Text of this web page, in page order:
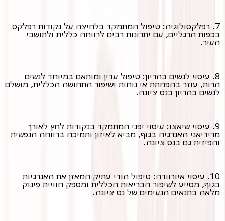
7. רפלקסולוגיה: טיפול המתמקד בלחיצה על נקודות רפלקס
בכפות הרגליים, עם יתרונות רבים לרווחה כללית ולתושבי
העיר.
8. עיסוי לנשים בהריון: טיפול עדין ומותאם במיוחד לנשים
הרות, עוזר בהפחתת אי נוחות ושיפור התחושה הכללית, מושלם
לנשים בהריון בנס ציונה.
9. עיסוי שיאצו: עיסוי יפני המתמקד בנקודות לחץ לאורך
מרידיאני האנרגיה בגוף, מביא לאיזון ותמיכה ברווחה הנפשית
והפיזית גם בנס ציונה.
10. עיסוי איורוודה: טיפול הודי עתיק המאזן את האנרגיות
בגוף, מסייע לשיפור הבריאות הכללית ומספק חוויית פינוק
מלאה בתנאים הנעימים של נס ציונה.